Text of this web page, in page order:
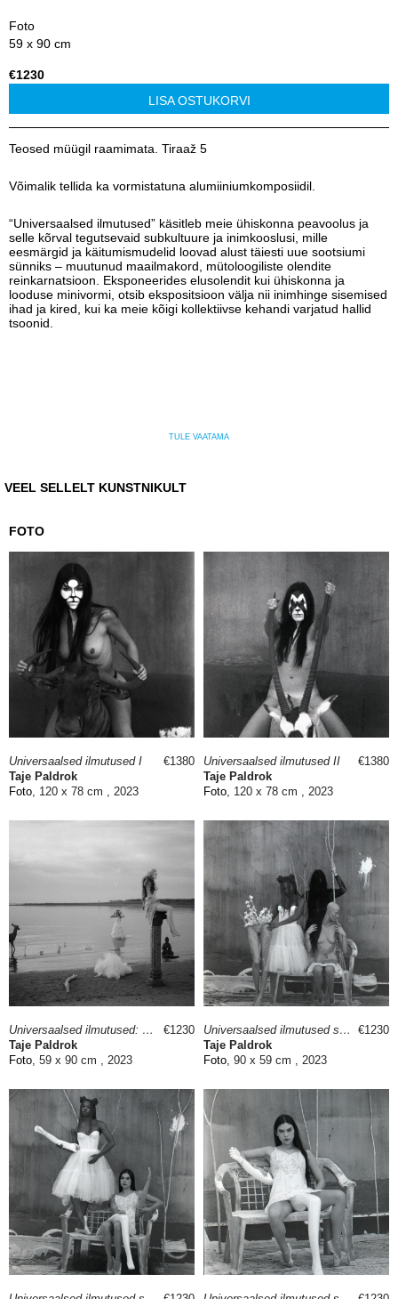
Foto
59 x 90 cm
€1230
LISA OSTUKORVI
Teosed müügil raamimata. Tiraaž 5
Võimalik tellida ka vormistatuna alumiiniumkomposiidil.
“Universaalsed ilmutused” käsitleb meie ühiskonna peavoolus ja
selle kõrval tegutsevaid subkultuure ja inimkooslusi, mille
eesmärgid ja käitumismudelid loovad alust täiesti uue sootsiumi
sünniks – muutunud maailmakord, mütoloogiliste olendite
reinkarnatsioon. Eksponeerides elusolendit kui ühiskonna ja
looduse minivormi, otsib ekspositsioon välja nii inimhinge sisemised
ihad ja kired, kui ka meie kõigi kollektiivse kehandi varjatud hallid
tsoonid.
TULE VAATAMA
VEEL SELLELT KUNSTNIKULT
FOTO
Universaalsed ilmutused I
Taje Paldrok
Foto, 120 x 78 cm , 2023
€1380
Universaalsed ilmutused II
Taje Paldrok
Foto, 120 x 78 cm , 2023
€1380
Universaalsed ilmutused: Loodus I
Taje Paldrok
Foto, 59 x 90 cm , 2023
€1230
Universaalsed ilmutused seeria I
Taje Paldrok
Foto, 90 x 59 cm , 2023
€1230